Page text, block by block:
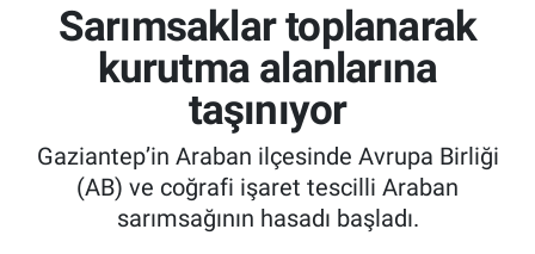
Sarımsaklar toplanarak
kurutma alanlarına
taşınıyor
Gaziantep’in Araban ilçesinde Avrupa Birliği
(AB) ve coğrafi işaret tescilli Araban
sarımsağının hasadı başladı.
SPOR
ASAYİŞ
EĞİTİM
Tüm Manşetler
Son Dakika Haberleri
Haber Arşivi